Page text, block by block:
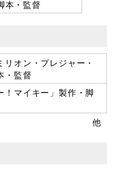
本・監督
リオン・プレジャー・
・監督
！マイキー」製作・脚
他